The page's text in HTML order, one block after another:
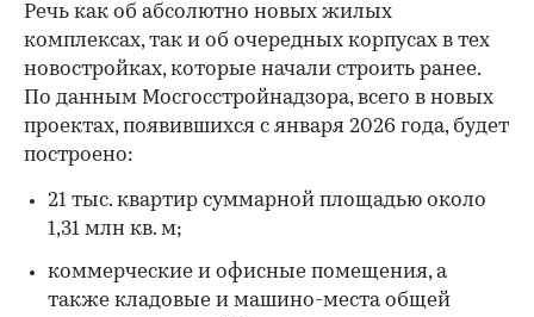
Речь как об абсолютно новых жилых
комплексах, так и об очередных корпусах в тех
новостройках, которые начали строить ранее.
По данным Мосгосстройнадзора, всего в новых
проектах, появившихся с января 2026 года, будет
построено:
21 тыс. квартир суммарной площадью около
1,31 млн кв. м;
коммерческие и офисные помещения, а
также кладовые и машино-места общей